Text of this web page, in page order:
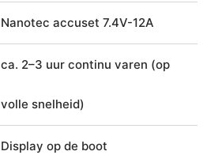
Nanotec accuset 7.4V-12A
ca. 2–3 uur continu varen (op
volle snelheid)
Display op de boot